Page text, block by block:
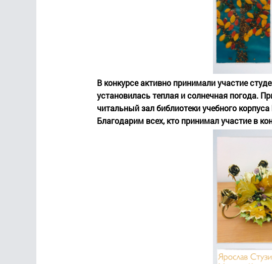
В конкурсе активно принимали участие
установилась теплая и солнечная погода.
читальный зал библиотеки учебного
Благодарим всех, кто принимал участие в